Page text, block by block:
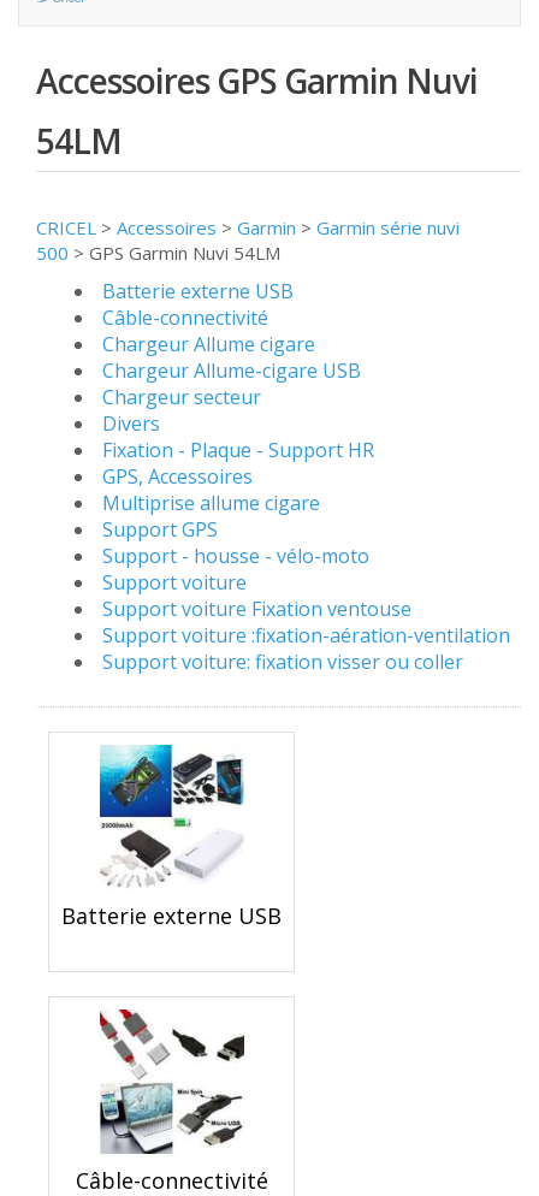
Accessoires GPS Garmin Nuvi
54LM
CRICEL > Accessoires > Garmin > Garmin série nuvi
500 > GPS Garmin Nuvi 54LM
Batterie externe USB
Câble-connectivité
Chargeur Allume cigare
Chargeur Allume-cigare USB
Chargeur secteur
Divers
Fixation - Plaque - Support HR
GPS, Accessoires
Multiprise allume cigare
Support GPS
Support - housse - vélo-moto
Support voiture
Support voiture Fixation ventouse
Support voiture :fixation-aération-ventilation
Support voiture: fixation visser ou coller
Batterie externe USB
Câble-connectivité